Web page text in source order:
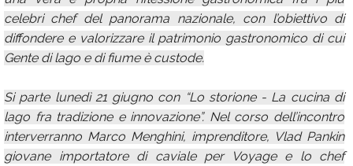
celebri chef del panorama nazionale, con l’obiettivo di
diffondere e valorizzare il patrimonio gastronomico di cui
Gente di lago e di fiume è custode.
Si parte lunedì 21 giugno con “Lo storione - La cucina di
lago fra tradizione e innovazione”. Nel corso dell’incontro
interverranno Marco Menghini, imprenditore, Vlad Pankin
giovane importatore di caviale per Voyage e lo chef